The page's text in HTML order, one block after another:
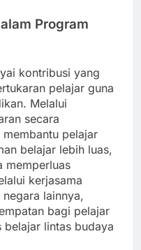
Program
kontribusi yang
pelajar guna
Melalui
secara
pelajar
belajar lebih luas,
memperluas
kerjasama
lainnya,
bagi pelajar
lintas budaya